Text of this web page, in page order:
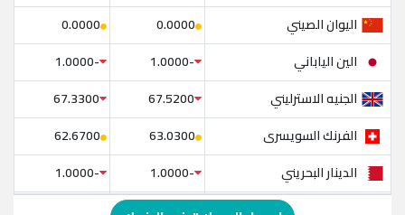
اليوان الصيني
0.0000
0.0000
الين الياباني
-1.0000
-1.0000
الجنيه الاسترليني
67.5200
67.3300
الفرنك السويسرى
63.0300
62.6700
الدينار البحريني
-1.0000
-1.0000
الدولار الإسترالي
-1.0000